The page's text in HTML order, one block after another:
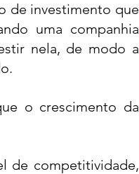
de investimento que
uma companhia
nela, de modo a
o crescimento da
de competitividade,